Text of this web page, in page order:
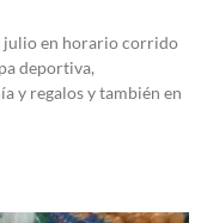
julio en horario corrido
deportiva,
y regalos y también en